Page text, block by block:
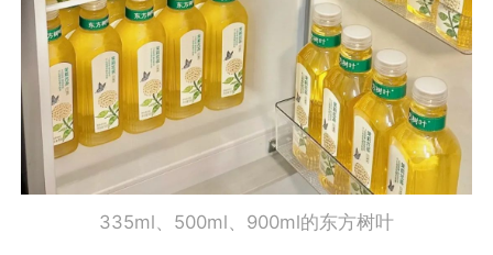
335ml、500ml、900ml的东方树叶